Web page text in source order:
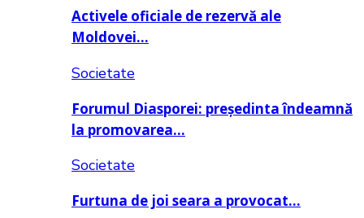
Activele oficiale de rezervă ale
Moldovei…
Societate
Forumul Diasporei: președinta îndeamnă
la promovarea…
Societate
Furtuna de joi seara a provocat…